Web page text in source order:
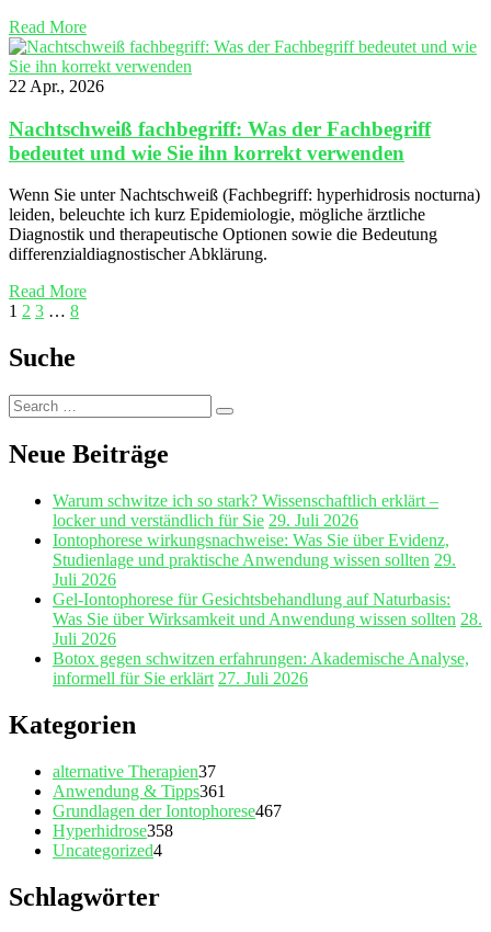
Read More
22 Apr., 2026
Nachtschweiß fachbegriff: Was der Fachbegriff
bedeutet und wie Sie ihn korrekt verwenden
Wenn Sie unter Nachtschweiß (Fachbegriff: hyperhidrosis nocturna)
leiden, beleuchte ich kurz Epidemiologie, mögliche ärztliche
Diagnostik und therapeutische Optionen sowie die Bedeutung
differenzialdiagnostischer Abklärung.
Read More
1 2 3 … 8
Suche
Search
for:
Search
Neue Beiträge
Warum schwitze ich so stark? Wissenschaftlich erklärt –
locker und verständlich für Sie 29. Juli 2026
Iontophorese wirkungsnachweise: Was Sie über Evidenz,
Studienlage und praktische Anwendung wissen sollten 29.
Juli 2026
Gel‑Iontophorese für Gesichtsbehandlung auf Naturbasis:
Was Sie über Wirksamkeit und Anwendung wissen sollten 28.
Juli 2026
Botox gegen schwitzen erfahrungen: Akademische Analyse,
informell für Sie erklärt 27. Juli 2026
Kategorien
alternative Therapien37
Anwendung & Tipps361
Grundlagen der Iontophorese467
Hyperhidrose358
Uncategorized4
Schlagwörter